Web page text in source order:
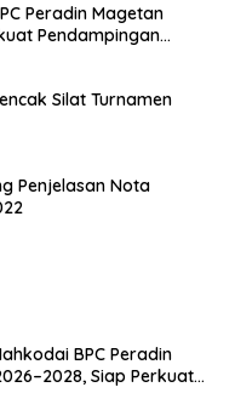
Peradin Magetan
Pendampingan
Silat Turnamen
Penjelasan Nota
BPC Peradin
Siap Perkuat